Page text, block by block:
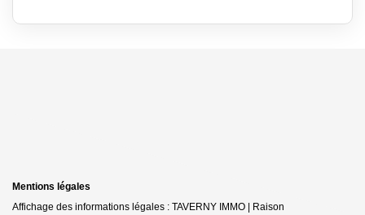
Mentions légales
Affichage des informations légales : TAVERNY IMMO | Raison